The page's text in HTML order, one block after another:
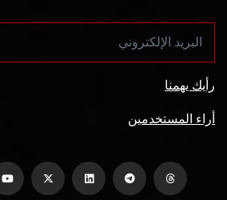
رأيك يهمنا
أراء المستخدمين